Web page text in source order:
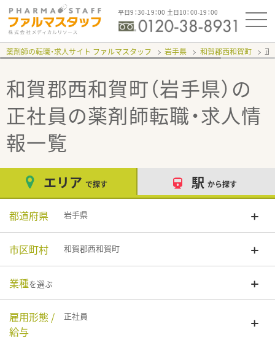
平日9：30-19：00 土日10：00-19：00
薬剤師の転職・求人サイト ファルマスタッフ 岩手県 和賀郡西和賀町 正
和賀郡西和賀町（岩手県）の
正社員の薬剤師転職・求人情
報一覧
エリア で探す 駅 から探す
都道府県 岩手県
市区町村 和賀郡西和賀町
業種を選ぶ
雇用形態 /
給与
正社員